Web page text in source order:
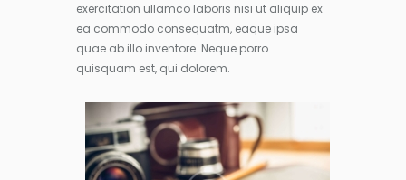
exercitation ullamco laboris nisi ut aliquip ex
ea commodo consequatm, eaque ipsa
quae ab illo inventore. Neque porro
quisquam est, qui dolorem.